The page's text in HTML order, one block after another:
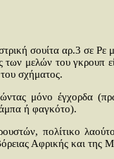
σουίτα αρ.3 σε Ρε
μελών του γκρουπ
σχήματος.
μόνο έγχορδα
ή φαγκότο).
πολίτικο
Αφρικής και της